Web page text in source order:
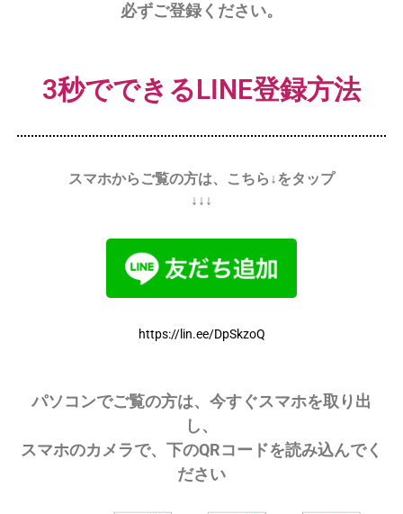
必ずご登録ください。
3秒でできるLINE登録方法
スマホからご覧の方は、こちら↓をタップ
↓↓↓
https://lin.ee/DpSkzoQ
パソコンでご覧の方は、今すぐスマホを取り出
し、
スマホのカメラで、下のQRコードを読み込んでく
ださい